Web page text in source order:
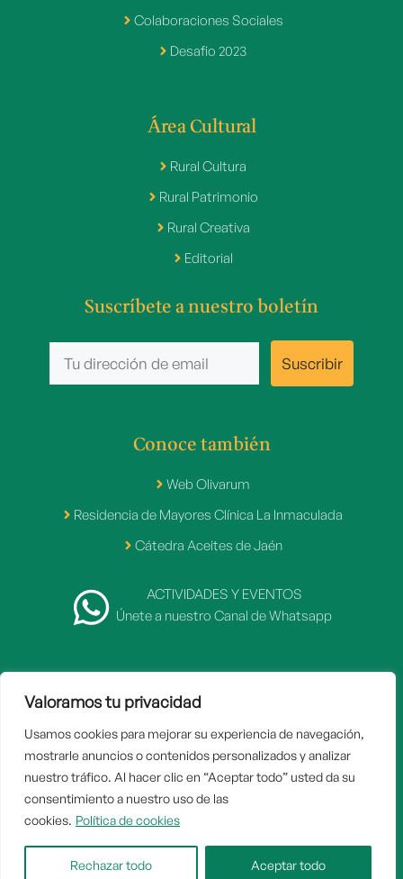
Valoramos tu privacidad
Usamos cookies para mejorar su experiencia de navegación,
mostrarle anuncios o contenidos personalizados y analizar
nuestro tráfico. Al hacer clic en “Aceptar todo” usted da su
consentimiento a nuestro uso de las
cookies. Política de cookies
Rechazar todo Aceptar todo
Colaboraciones Sociales
Desafio 2023
Área Cultural
Rural Cultura
Rural Patrimonio
Rural Creativa
Editorial
Suscríbete a nuestro boletín
Conoce también
Web Olivarum
Residencia de Mayores Clínica La Inmaculada
Cátedra Aceites de Jaén
ACTIVIDADES Y EVENTOS
Únete a nuestro Canal de Whatsapp
2007 - 2026 © Fundación Caja Rural de Jaén
Inicio
Aviso legal
Politica de privacidad